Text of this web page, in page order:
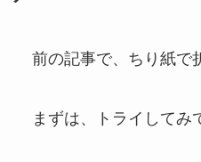
前の記事で、ちり紙で
まずは、トライしてみ